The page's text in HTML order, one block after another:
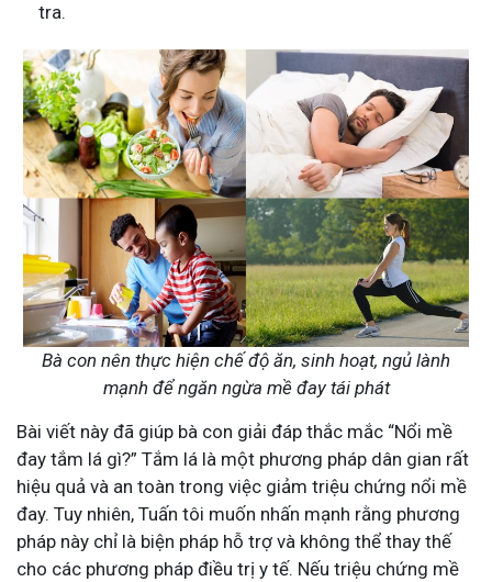
tra.
Bà con nên thực hiện chế độ ăn, sinh hoạt, ngủ lành
mạnh để ngăn ngừa mề đay tái phát
Bài viết này đã giúp bà con giải đáp thắc mắc “Nổi mề
đay tắm lá gì?” Tắm lá là một phương pháp dân gian rất
hiệu quả và an toàn trong việc giảm triệu chứng nổi mề
đay. Tuy nhiên, Tuấn tôi muốn nhấn mạnh rằng phương
pháp này chỉ là biện pháp hỗ trợ và không thể thay thế
cho các phương pháp điều trị y tế. Nếu triệu chứng mề